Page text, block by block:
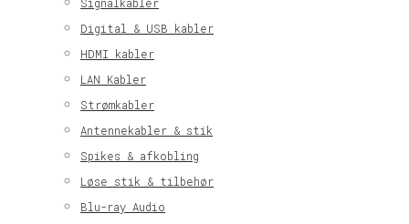
Digital & USB kabler
HDMI kabler
LAN Kabler
Strømkabler
Antennekabler & stik
Spikes & afkobling
Løse stik & tilbehør
Blu-ray Audio